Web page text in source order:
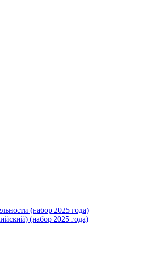
(набор 2025 года)
(набор 2025 года)